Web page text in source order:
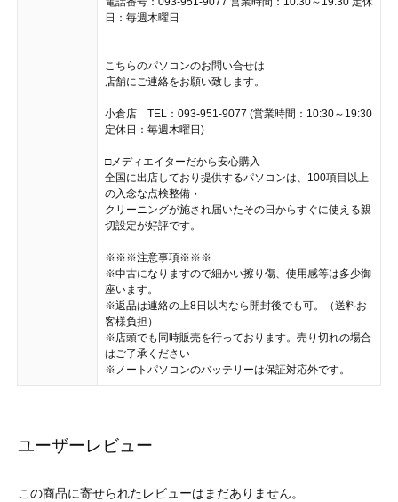
日：毎週木曜日
こちらのパソコンのお問い合せは
店舗にご連絡をお願い致します。
小倉店 TEL：093-951-9077 (営業時間：10:30～19:30
定休日：毎週木曜日)
□メディエイターだから安心購入
全国に出店しており提供するパソコンは、100項目以上
の入念な点検整備・
クリーニングが施され届いたその日からすぐに使える親
切設定が好評です。
※※※注意事項※※※
※中古になりますので細かい擦り傷、使用感等は多少御
座います。
※返品は連絡の上8日以内なら開封後でも可。（送料お
客様負担）
※店頭でも同時販売を行っております。売り切れの場合
はご了承ください
※ノートパソコンのバッテリーは保証対応外です。
ユーザーレビュー
この商品に寄せられたレビューはまだありません。